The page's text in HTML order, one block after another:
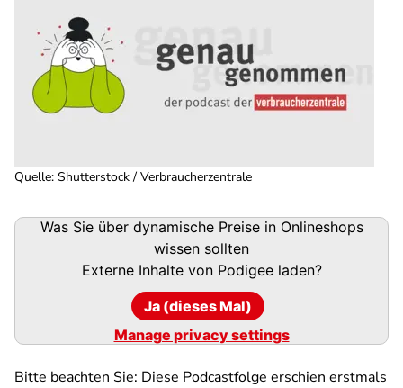
Quelle: Shutterstock / Verbraucherzentrale
Podigee-Was Sie über dynamische Preise in Onlineshops
wissen sollten
Externe Inhalte von Podigeeladen?
Ja (dieses Mal)
Manage privacy settings
Bitte beachten Sie: Diese Podcastfolge erschien erstmals